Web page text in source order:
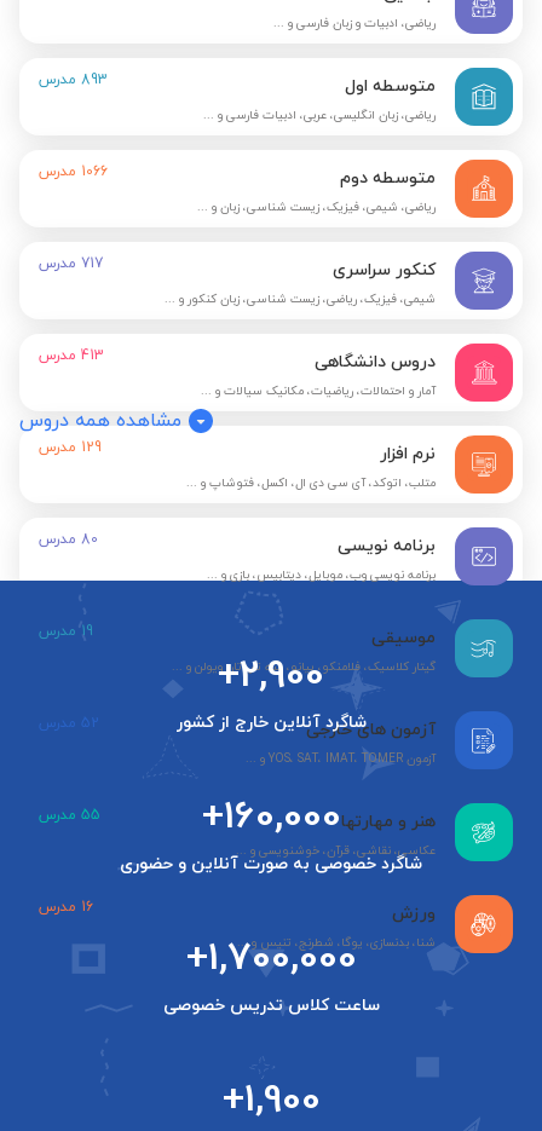
ریاضی، ادبیات و زبان فارسی و ...
متوسطه اول
ریاضی، زبان انگلیسی، عربی، ادبیات فارسی و ...
893 مدرس
متوسطه دوم
ریاضی، شیمی، فیزیک، زیست شناسی، زبان و ...
1066 مدرس
کنکور سراسری
شیمی، فیزیک، ریاضی، زیست شناسی، زبان کنکور و ...
717 مدرس
دروس دانشگاهی
آمار و احتمالات، ریاضیات، مکانیک سیالات و ...
413 مدرس
نرم افزار
متلب، اتوکد، آی سی دی ال، اکسل، فتوشاپ و ...
129 مدرس
برنامه نویسی
برنامه نویسی وب، موبایل، دیتابیس، بازی و ...
80 مدرس
موسیقی
گیتار کلاسیک، فلامنکو، پیانو، سه تار، تار، ویولن و ...
19 مدرس
آزمون های خارجی
آزمون YOS، SAT، IMAT، TOMER و ...
52 مدرس
هنر و مهارتها
عکاسی، نقاشی، قرآن، خوشنویسی و ...
55 مدرس
ورزش
شنا، بدنسازی، یوگا، شطرنج، تنیس و ...
16 مدرس
مشاهده همه دروس
+2,900
شاگرد آنلاین خارج از کشور
+160,000
شاگرد خصوصی به صورت آنلاین و حضوری
+1,700,000
ساعت کلاس تدریس خصوصی
+1,900